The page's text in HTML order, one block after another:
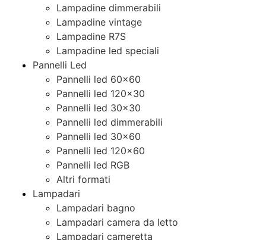
Lampadine dimmerabili
Lampadine vintage
Lampadine R7S
Lampadine led speciali
Pannelli Led
Pannelli led 60×60
Pannelli led 120×30
Pannelli led 30×30
Pannelli led dimmerabili
Pannelli led 30×60
Pannelli led 120×60
Pannelli led RGB
Altri formati
Lampadari
Lampadari bagno
Lampadari camera da letto
Lampadari cameretta